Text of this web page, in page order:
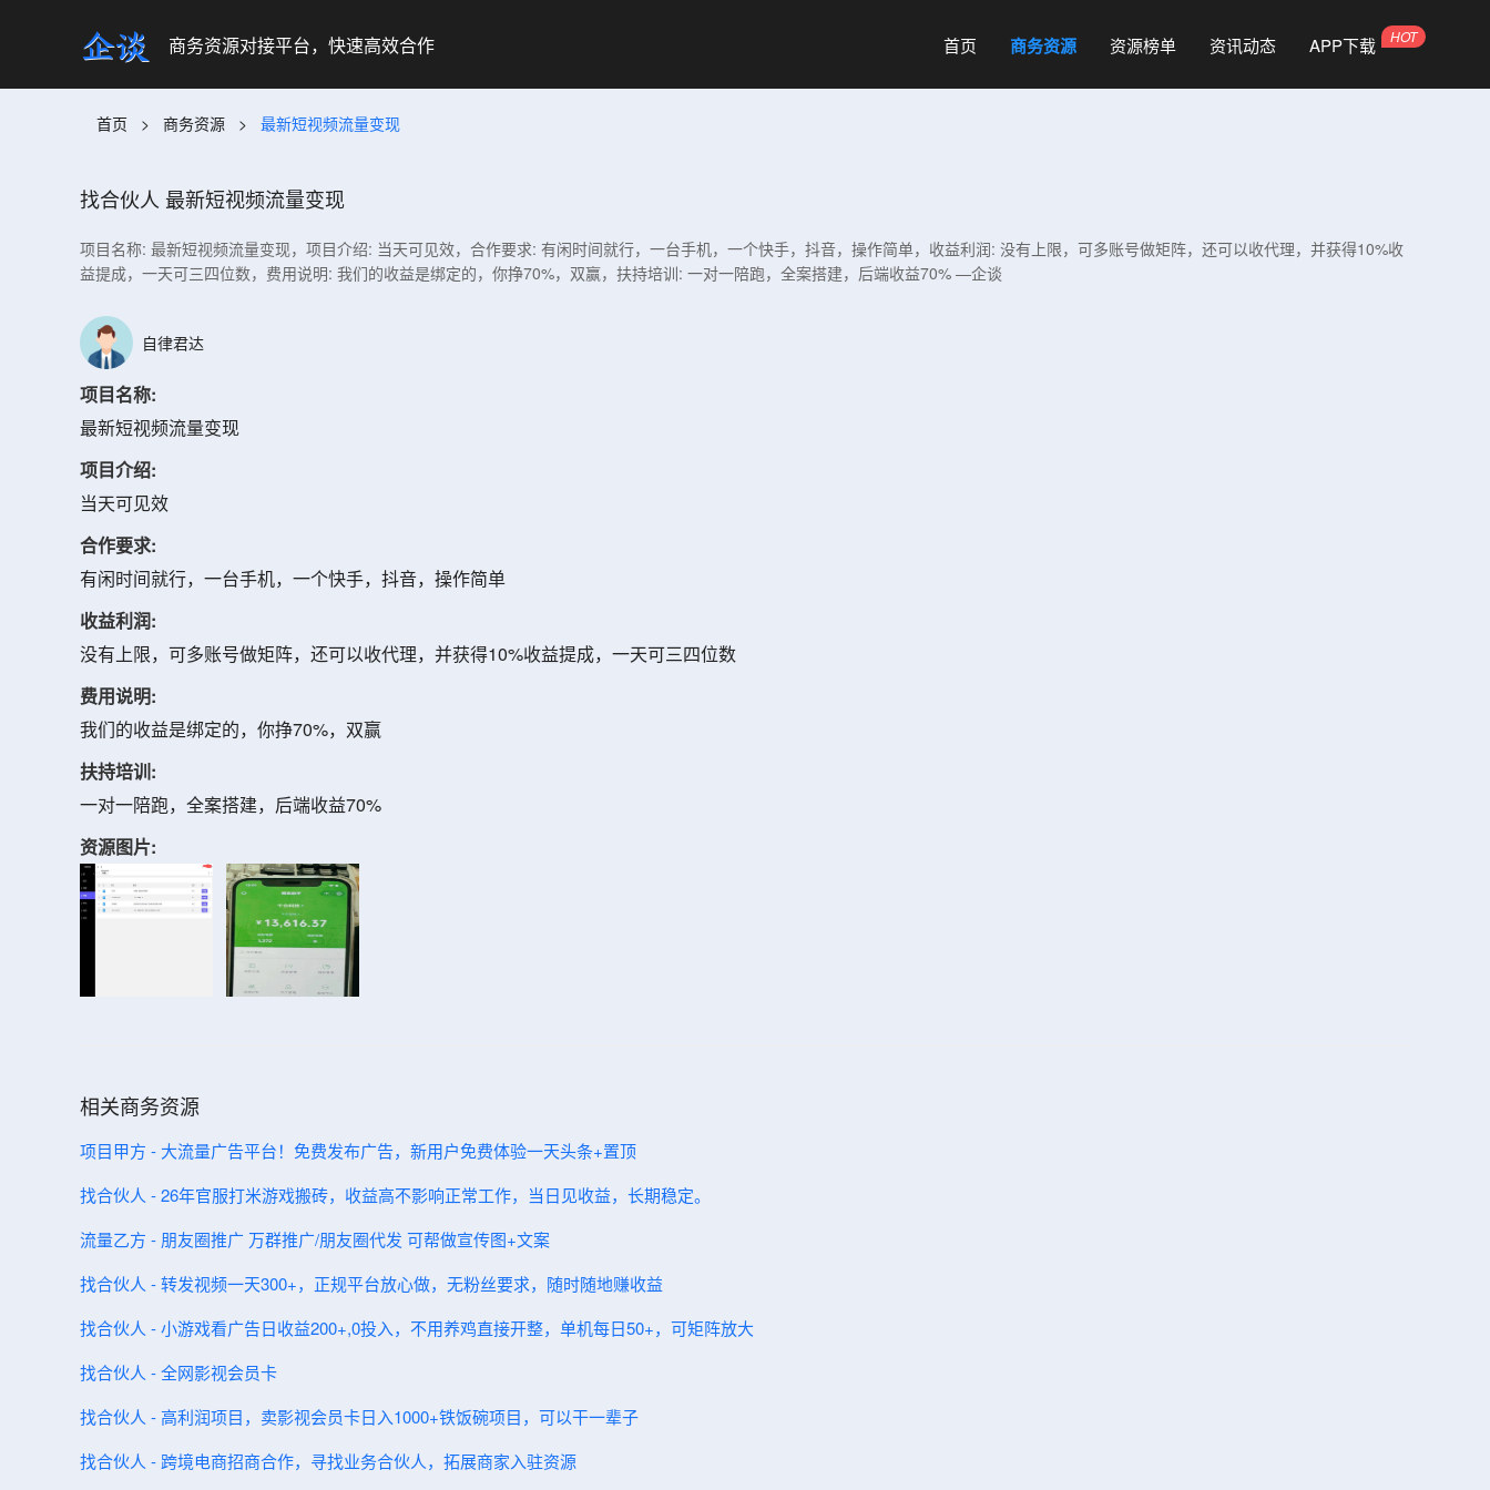
商务资源对接平台，快速高效合作 首页 商务资源 资源榜单 资讯动态 APP下载
首页 > 商务资源 > 最新短视频流量变现
找合伙人 最新短视频流量变现
项目名称: 最新短视频流量变现，项目介绍: 当天可见效，合作要求: 有闲时间就行，一台手机，一个快手，抖音，操作简单，收益利润: 没有上限，可多账号做矩阵，还可以收代理，并获得10%收
益提成，一天可三四位数，费用说明: 我们的收益是绑定的，你挣70%，双赢，扶持培训: 一对一陪跑，全案搭建，后端收益70% —企谈
自律君达
项目名称:
最新短视频流量变现
项目介绍:
当天可见效
合作要求:
有闲时间就行，一台手机，一个快手，抖音，操作简单
收益利润:
没有上限，可多账号做矩阵，还可以收代理，并获得10%收益提成，一天可三四位数
费用说明:
我们的收益是绑定的，你挣70%，双赢
扶持培训:
一对一陪跑，全案搭建，后端收益70%
资源图片:
相关商务资源
项目甲方 - 大流量广告平台！免费发布广告，新用户免费体验一天头条+置顶
找合伙人 - 26年官服打米游戏搬砖，收益高不影响正常工作，当日见收益，长期稳定。
流量乙方 - 朋友圈推广 万群推广/朋友圈代发 可帮做宣传图+文案
找合伙人 - 转发视频一天300+，正规平台放心做，无粉丝要求，随时随地赚收益
找合伙人 - 小游戏看广告日收益200+,0投入，不用养鸡直接开整，单机每日50+，可矩阵放大
找合伙人 - 全网影视会员卡
找合伙人 - 高利润项目，卖影视会员卡日入1000+铁饭碗项目，可以干一辈子
找合伙人 - 跨境电商招商合作，寻找业务合伙人，拓展商家入驻资源